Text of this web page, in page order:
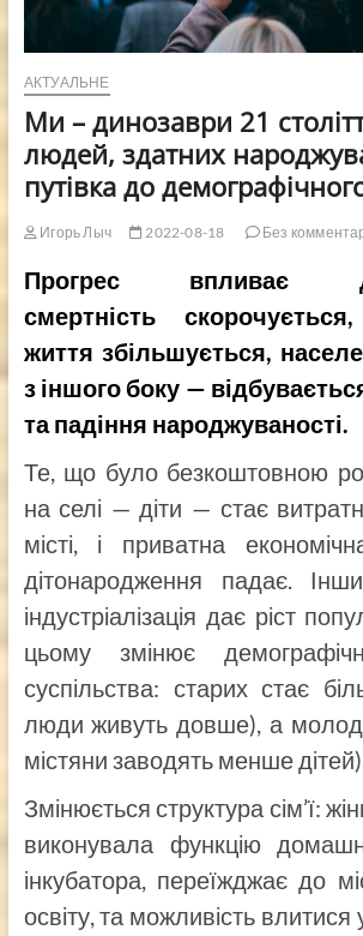
АКТУАЛЬНЕ
Ми – динозаври 21
людей, здатних
путівка до
Игорь Лыч 2022-08-18 Без
Прогрес впливає
смертність
життя збільшується,
з іншого боку —
та падіння народжуваності.
Те, що було безкоштовною
на селі — діти — стає
місті, і приватна
дітонародження падає.
індустріалізація дає ріст
цьому змінює
суспільства: старих стає
люди живуть довше), а
містяни заводять менше
Змінюється структура сім’ї:
виконувала функцію
інкубатора, переїжджає до
освіту, та можливість влитися